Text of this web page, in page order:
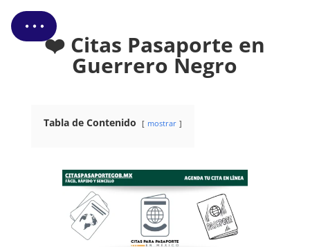
❤️ Citas Pasaporte en
Guerrero Negro
Tabla de Contenido mostrar